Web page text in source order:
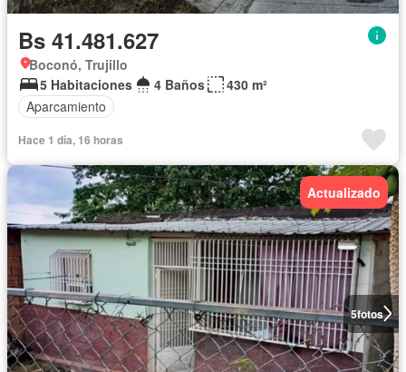
Bs 41.481.627
Boconó, Trujillo
5 Habitaciones
4 Baños
430 m²
Aparcamiento
Hace 1 día, 16 horas
5fotos
Actualizado